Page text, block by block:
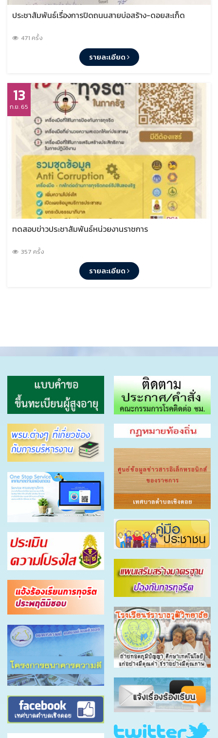
ประชาสัมพันธ์เรื่องการปิดถนนสายบ่อสร้าง-ดอยสะเก็ด
471 ครั้ง
รายละเอียด
13
ก.ย. 65
ทดสอบข่าวประชาสัมพันธ์หน่วยงานราชการ
357 ครั้ง
รายละเอียด